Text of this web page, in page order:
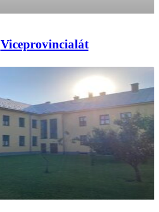
Viceprovincialát